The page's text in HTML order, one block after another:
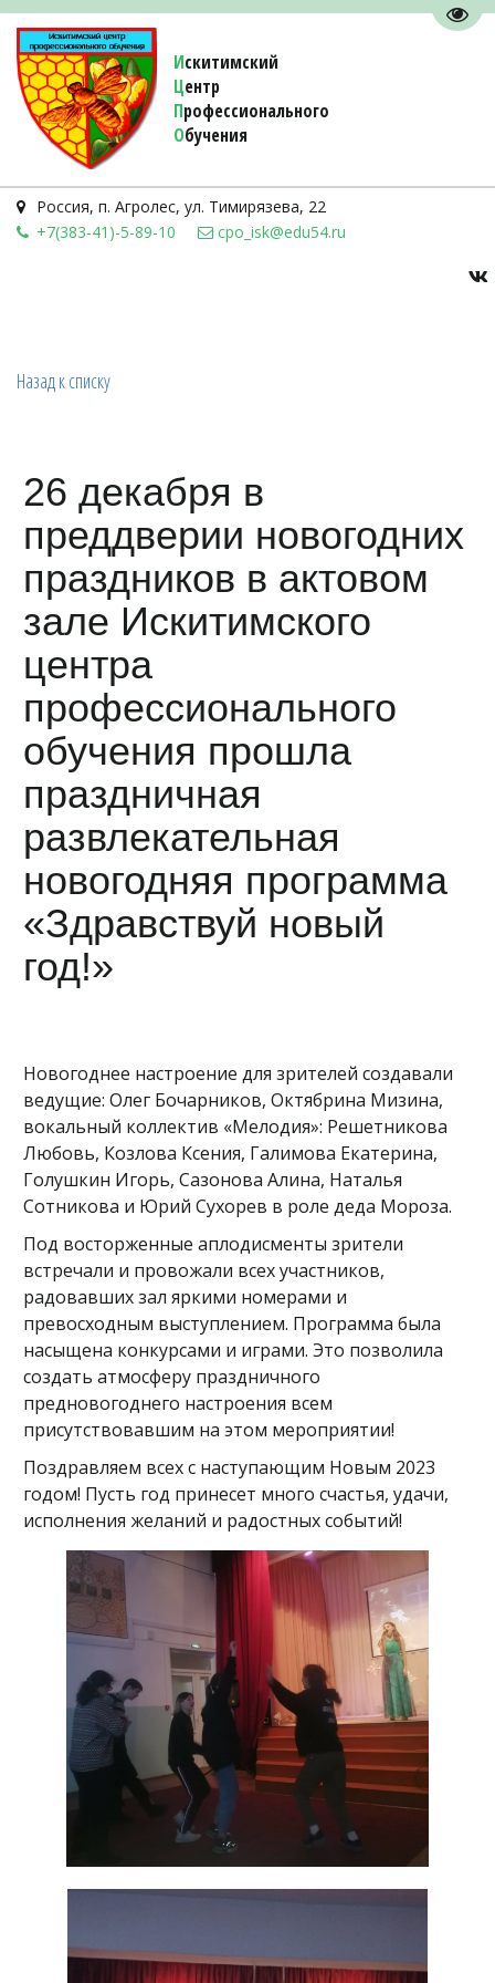
Искитимский
Центр
Профессионального
Обучения
Россия, п. Агролес, ул. Тимирязева, 22
+7(383-41)-5-89-10
cpo_isk@edu54.ru
Назад к списку
26 декабря в
преддверии новогодних
праздников в актовом
зале Искитимского
центра
профессионального
обучения прошла
праздничная
развлекательная
новогодняя программа
«Здравствуй новый
год!»
Новогоднее настроение для зрителей создавали
ведущие: Олег Бочарников, Октябрина Мизина,
вокальный коллектив «Мелодия»: Решетникова
Любовь, Козлова Ксения, Галимова Екатерина,
Голушкин Игорь, Сазонова Алина, Наталья
Сотникова и Юрий Сухорев в роле деда Мороза.
Под восторженные аплодисменты зрители
встречали и провожали всех участников,
радовавших зал яркими номерами и
превосходным выступлением. Программа была
насыщена конкурсами и играми. Это позволила
создать атмосферу праздничного
предновогоднего настроения всем
присутствовавшим на этом мероприятии!
Поздравляем всех с наступающим Новым 2023
годом! Пусть год принесет много счастья, удачи,
исполнения желаний и радостных событий!